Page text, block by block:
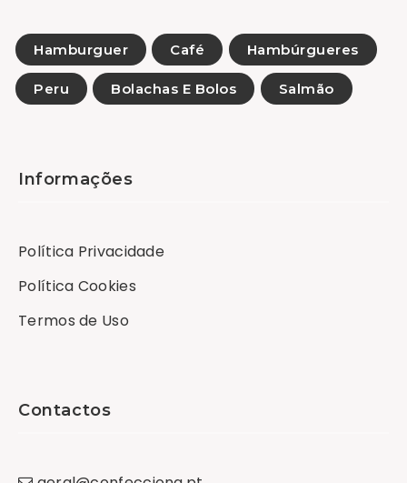
Hamburguer Café Hambúrgueres
Peru Bolachas E Bolos Salmão
Informações
Política Privacidade
Política Cookies
Termos de Uso
Contactos